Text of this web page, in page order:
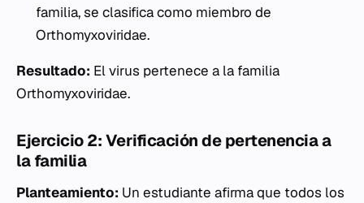
familia, se clasifica como miembro de
Orthomyxoviridae.
Resultado: El virus pertenece a la familia
Orthomyxoviridae.
Ejercicio 2: Verificación de pertenencia a
la familia
Planteamiento: Un estudiante afirma que todos los